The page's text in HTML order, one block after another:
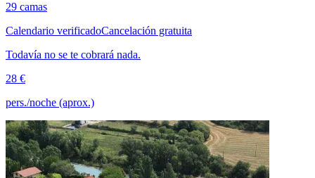
29 camas
Calendario verificadoCancelación gratuita
Todavía no se te cobrará nada.
28 €
pers./noche (aprox.)